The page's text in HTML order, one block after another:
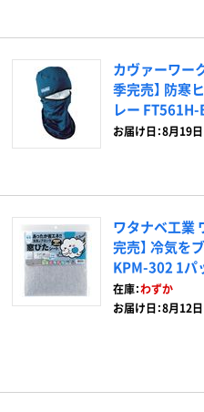
カヴァーワー
季完売】 防寒
レー FT561H-
お届け日：8月19日
ワタナベ工業
完売】 冷気を
KPM-302 1パ
在庫：わずか
お届け日：8月12日